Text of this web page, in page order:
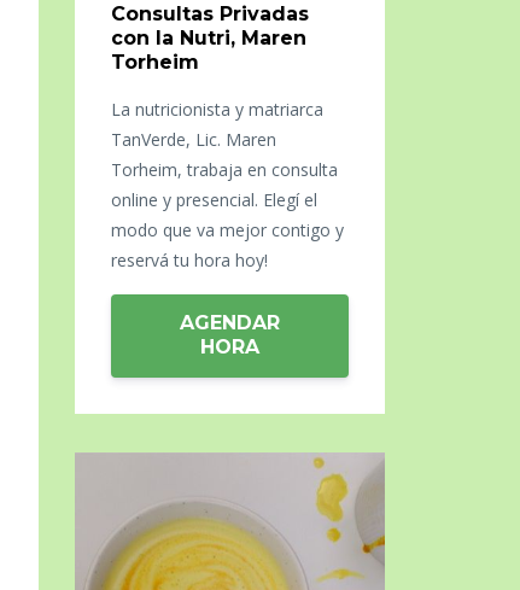
Consultas Privadas
con la Nutri, Maren
Torheim
La nutricionista y matriarca
TanVerde, Lic. Maren
Torheim, trabaja en consulta
online y presencial. Elegí el
modo que va mejor contigo y
reservá tu hora hoy!
AGENDAR
HORA